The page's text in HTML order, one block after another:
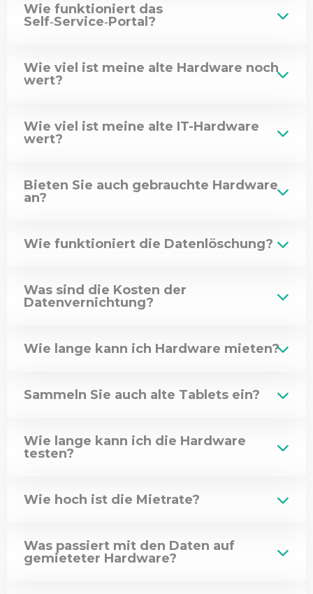
Wie funktioniert das
Self‑Service‑Portal?
Wie viel ist meine alte Hardware noch
wert?
Wie viel ist meine alte IT-Hardware
wert?
Bieten Sie auch gebrauchte Hardware
an?
Wie funktioniert die Datenlöschung?
Was sind die Kosten der
Datenvernichtung?
Wie lange kann ich Hardware mieten?
Sammeln Sie auch alte Tablets ein?
Wie lange kann ich die Hardware
testen?
Wie hoch ist die Mietrate?
Was passiert mit den Daten auf
gemieteter Hardware?